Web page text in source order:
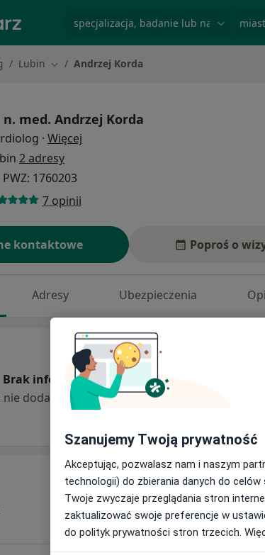
Lubin Zmień miasto
Andrzej Korda
n. med. Andrzej Korda
· Więcej
2 adresy
1760203
7 opinii
kontaktowe Poproś o
Adresy Ubezpieczenia
Brak informacji o usługach i cenach
dodał jeszcze informacji o usługach i cenach.
Szanujemy Twoją prywatność
Akceptując, pozwalasz nam i naszym
technologii) do zbierania danych do
Twoje zwyczaje przeglądania stron
zaktualizować swoje preferencje w
do polityk prywatności stron trzecich.